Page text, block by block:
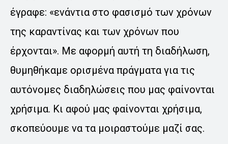
έγραφε: «ενάντια στο φασισμό των χρόνων
της καραντίνας και των χρόνων που
έρχονται». Με αφορμή αυτή τη διαδήλωση,
θυμηθήκαμε ορισμένα πράγματα για τις
αυτόνομες διαδηλώσεις που μας φαίνονται
χρήσιμα. Κι αφού μας φαίνονται χρήσιμα,
σκοπεύουμε να τα μοιραστούμε μαζί σας.